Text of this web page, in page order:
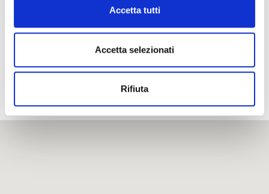
Accetta tutti
Accetta selezionati
Rifiuta